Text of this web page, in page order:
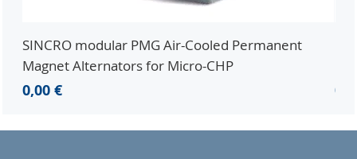
SINCRO modular PMG Air-Cooled Permanent
Magnet Alternators for Micro-CHP
Preis
0,00 €